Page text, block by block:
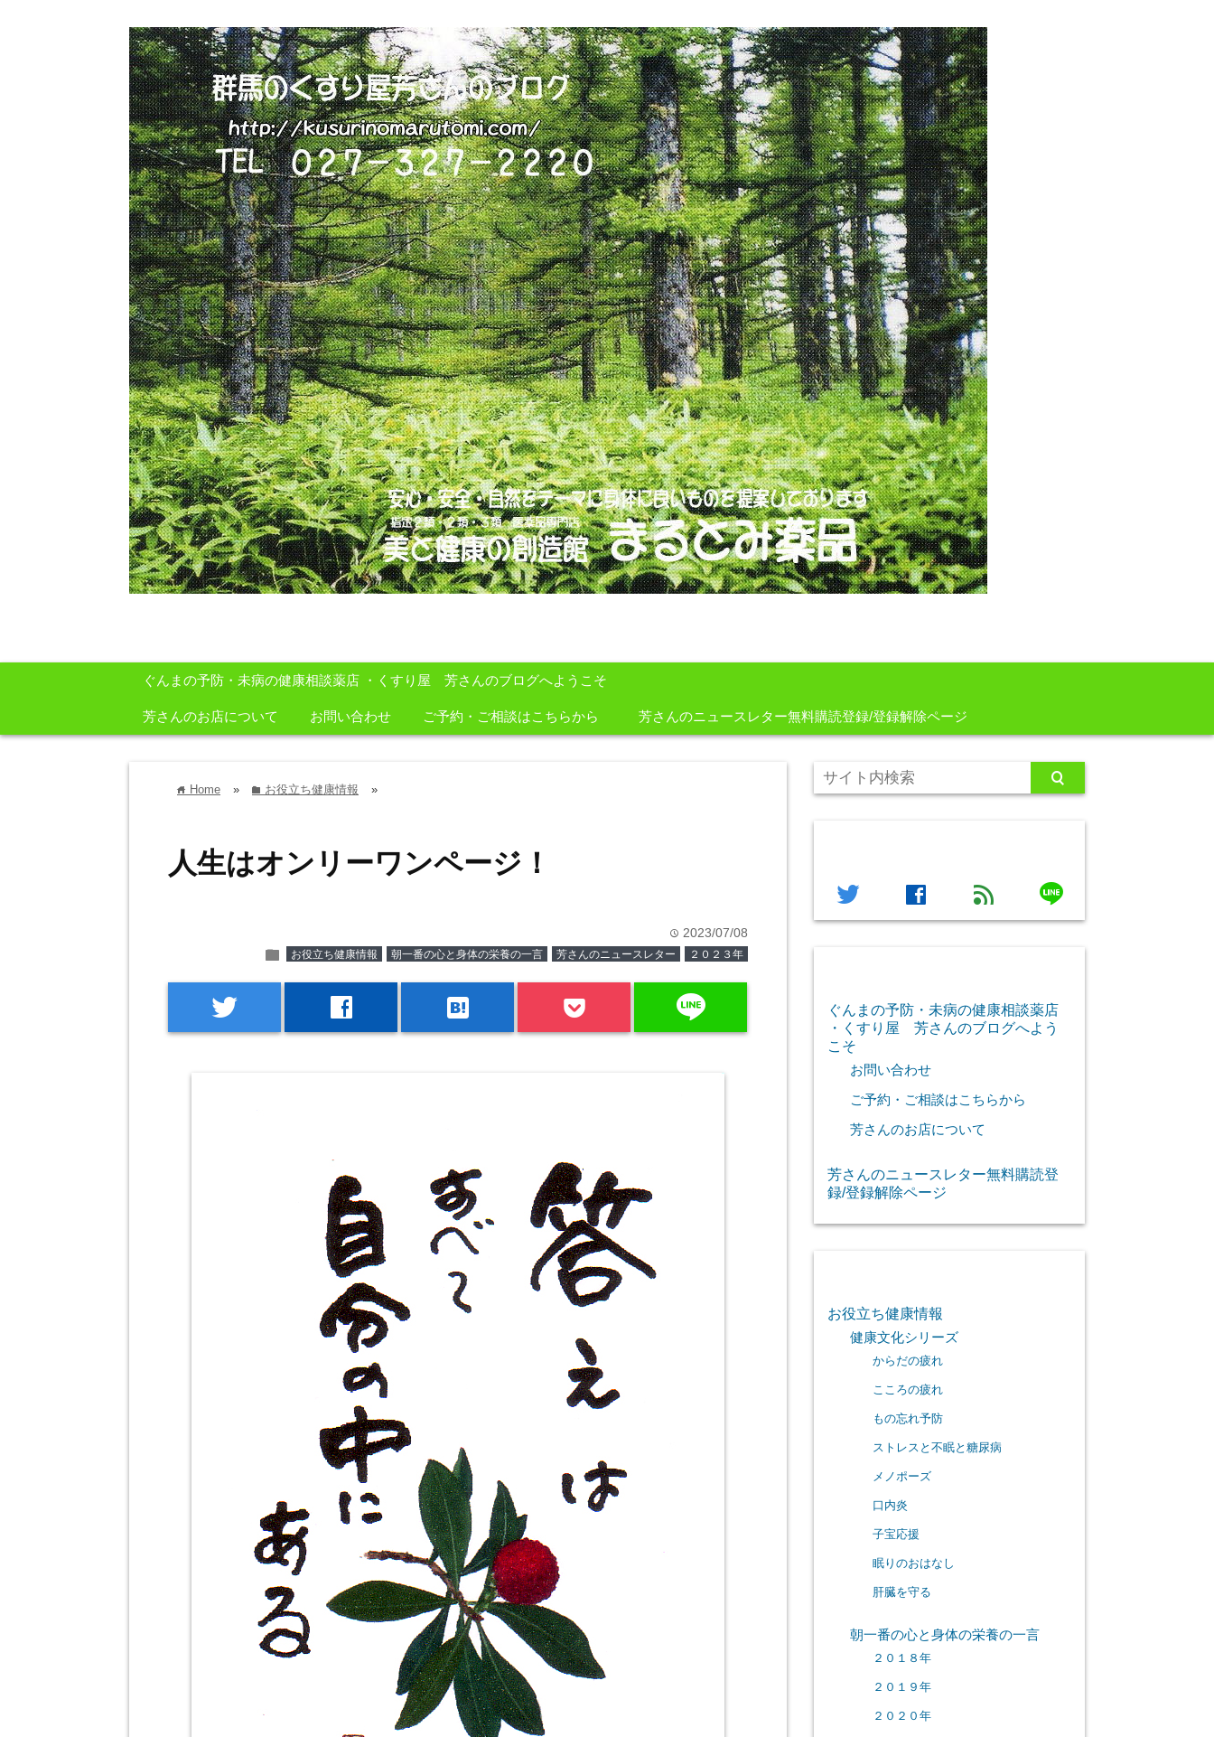
ぐんまの予防・未病の健康相談薬店 ・くすり屋 芳さんのブログへようこそ
芳さんのお店について お問い合わせ ご予約・ご相談はこちらから 芳さんのニュースレター無料購読登録/登録解除ページ
home Home » folder お役立ち健康情報 »
人生はオンリーワンページ！
time 2023/07/08
folder お役立ち健康情報 朝一番の心と身体の栄養の一言 芳さんのニュースレター ２０２３年
twitter facebook hatenabookmark line
twitter facebook feed line
ぐんまの予防・未病の健康相談薬店
・くすり屋 芳さんのブログへよう
こそ
お問い合わせ
ご予約・ご相談はこちらから
芳さんのお店について
芳さんのニュースレター無料購読登
録/登録解除ページ
お役立ち健康情報
健康文化シリーズ
からだの疲れ
こころの疲れ
もの忘れ予防
ストレスと不眠と糖尿病
メノポーズ
口内炎
子宝応援
眠りのおはなし
肝臓を守る
朝一番の心と身体の栄養の一言
２０１８年
２０１９年
２０２０年